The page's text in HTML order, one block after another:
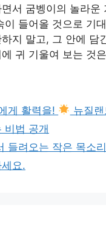
서 굼벵이의 놀라운
이 들어올 것으로 기
지 말고, 그 안에 담
귀 기울여 보는 것
게 활력을!
뉴질
비법 공개
들려오는 작은 목소
요.